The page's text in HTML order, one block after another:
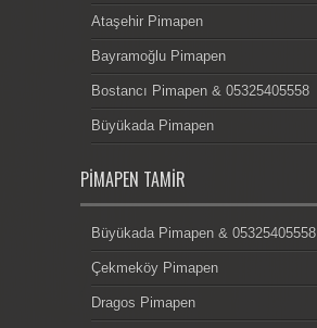
Ataşehir Pimapen
Bayramoğlu Pimapen
Bostancı Pimapen & 05325405558
Büyükada Pimapen
PIMAPEN TAMIR
Büyükada Pimapen & 05325405558
Çekmeköy Pimapen
Dragos Pimapen